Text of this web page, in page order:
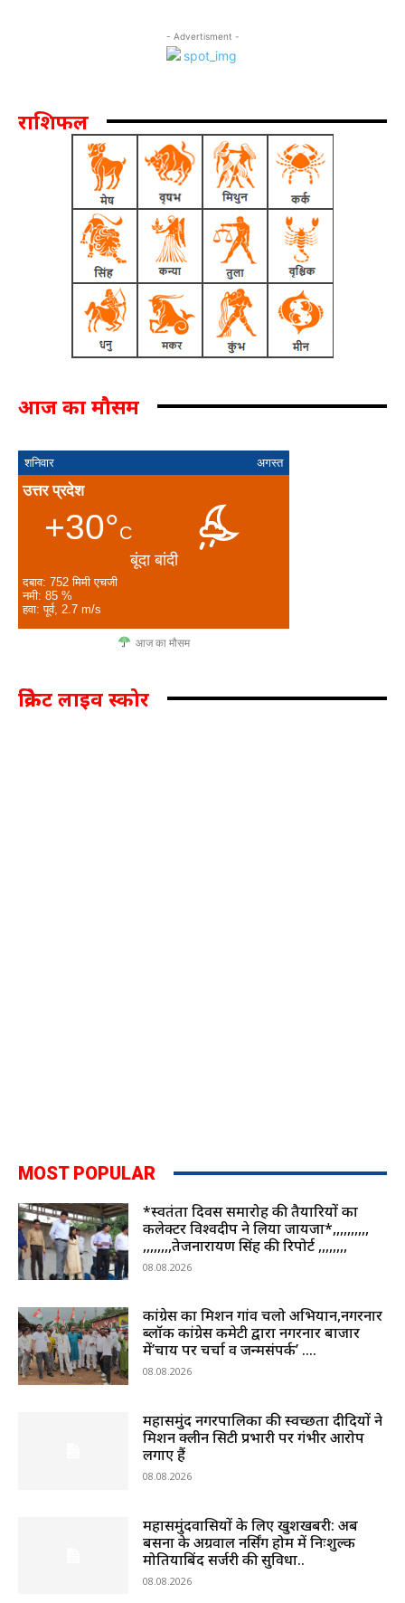
- Advertisment -
राशिफल
आज का मौसम
शनिवार अगस्त
उत्तर प्रदेश
+30°C
बूंदा बांदी
दबाव: 752 मिमी एचजी
नमी: 85 %
हवा: पूर्व, 2.7 m/s
आज का मौसम
क्रिकेट लाइव स्कोर
MOST POPULAR
*स्वतंत्रता दिवस समारोह की तैयारियों का
कलेक्टर विश्वदीप ने लिया जायजा*,,,,,,,,,,
,,,,,,,,तेजनारायण सिंह की रिपोर्ट ,,,,,,,,
08.08.2026
कांग्रेस का मिशन गांव चलो अभियान,नगरनार
ब्लॉक कांग्रेस कमेटी द्वारा नगरनार बाजार
में’चाय पर चर्चा व जन्मसंपर्क’ ….
08.08.2026
महासमुंद नगरपालिका की स्वच्छता दीदियों ने
मिशन क्लीन सिटी प्रभारी पर गंभीर आरोप
लगाए हैं
08.08.2026
महासमुंदवासियों के लिए खुशखबरी: अब
बसना के अग्रवाल नर्सिंग होम में निःशुल्क
मोतियाबिंद सर्जरी की सुविधा..
08.08.2026